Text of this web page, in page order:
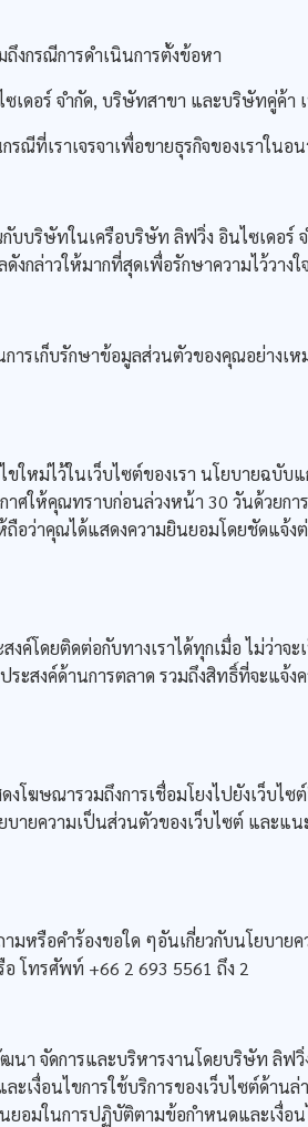
กรณีการดำเนินการตั้งข้อหา
ร์ จำกัด, บริษัทสาขา และบริษัทคู่ค้า เ
ที่เราเจรจาเพื่อขายธุรกิจของเราในอ
ริษัทในเครือบริษัท ลิฟวิ่ง อินไซเดอร์
กล่าวให้มากที่สุดเพื่อรักษาความไว้วาง
รเก็บรักษาข้อมูลส่วนตัวของคุณอย่างเ
หม่ไว้ในเว็บไซต์ของเรา นโยบายฉบั
ให้คุณทราบก่อนล่วงหน้า 30 วันด้วยก
ถือว่าคุณได้แสดงความยินยอมโดยชัดแ
โดยติดต่อกับทางเราได้ทุกเมื่อ ไม่ว่าจ
ะสงค์ด้านการตลาด รวมถึงสิทธิ์ที่จะแจ้
โฆษณารวมถึงการเชื่อมโยงไปยังเว็บ
บายความเป็นส่วนตัวของเว็บไซต์ และ
รือคำร้องขอใด ๆอันเกี่ยวกับนโยบายค
โทรศัพท์ +66 2 693 5561 ถึง 2
จัดการและบริหารงานโดยบริษัท ลิฟวิ่ง
งื่อนไขการใช้บริการของเว็บไซต์ด้านล่
ยอมในการปฏิบัติตามข้อกำหนดและเงื่อ